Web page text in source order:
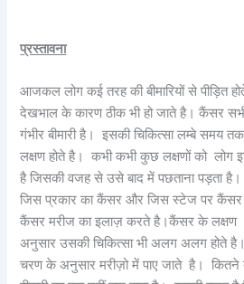
प्रस्तावना
आजकल लोग कई तरह की बीमारियों से पीड़ित
देखभाल के कारण ठीक भी हो जाते है। कैंसर
गंभीर बीमारी है। इसकी चिकित्सा लम्बे
लक्षण होते है। कभी कभी कुछ लक्षणों को लोग
है जिसकी वजह से उसे बाद में पछताना पड़ता
जिस प्रकार का कैंसर और जिस स्टेज पर कैंसर
कैंसर मरीज का इलाज़ करते है।कैंसर के
अनुसार उसकी चिकित्सा भी अलग अलग होते
चरण के अनुसार मरीज़ो में पाए जाते है। कितने